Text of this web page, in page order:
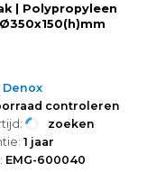
| Polypropyleen
Denox
controleren
zoeken
1 jaar
EMG-600040